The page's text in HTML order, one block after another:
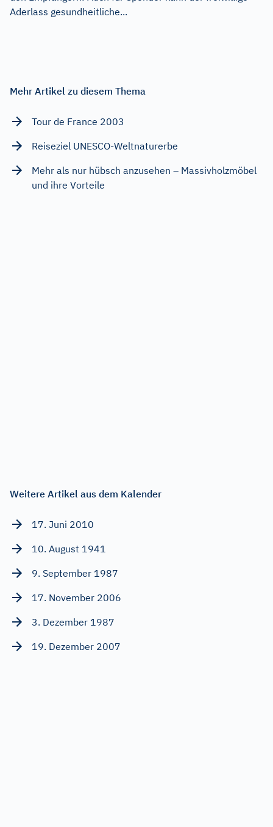
Aderlass gesundheitliche...
Mehr Artikel zu diesem Thema
Tour de France 2003
Reiseziel UNESCO-Weltnaturerbe
Mehr als nur hübsch anzusehen – Massivholzmöbel
und ihre Vorteile
Weitere Artikel aus dem Kalender
17. Juni 2010
10. August 1941
9. September 1987
17. November 2006
3. Dezember 1987
19. Dezember 2007